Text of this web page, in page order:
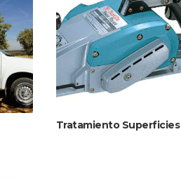
Tratamiento Superficies